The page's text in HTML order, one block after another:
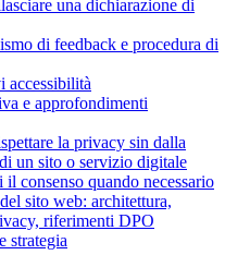
una dichiarazione di
di feedback e procedura di
accessibilità
e approfondimenti
la privacy sin dalla
un sito o servizio digitale
consenso quando necessario
sito web: architettura,
riferimenti DPO
strategia